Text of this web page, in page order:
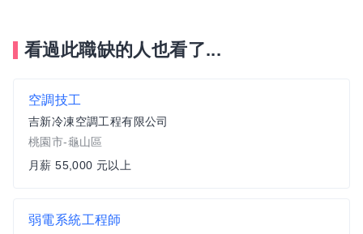
看過此職缺的人也看了...
空調技工
吉新冷凍空調工程有限公司
桃園市-龜山區
月薪 55,000 元以上
弱電系統工程師